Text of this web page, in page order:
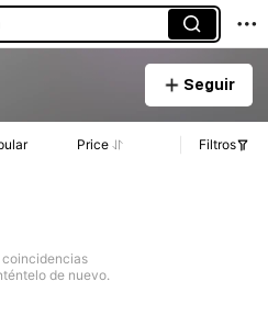
Seguir
Price Filtros
coincidencias
de nuevo.